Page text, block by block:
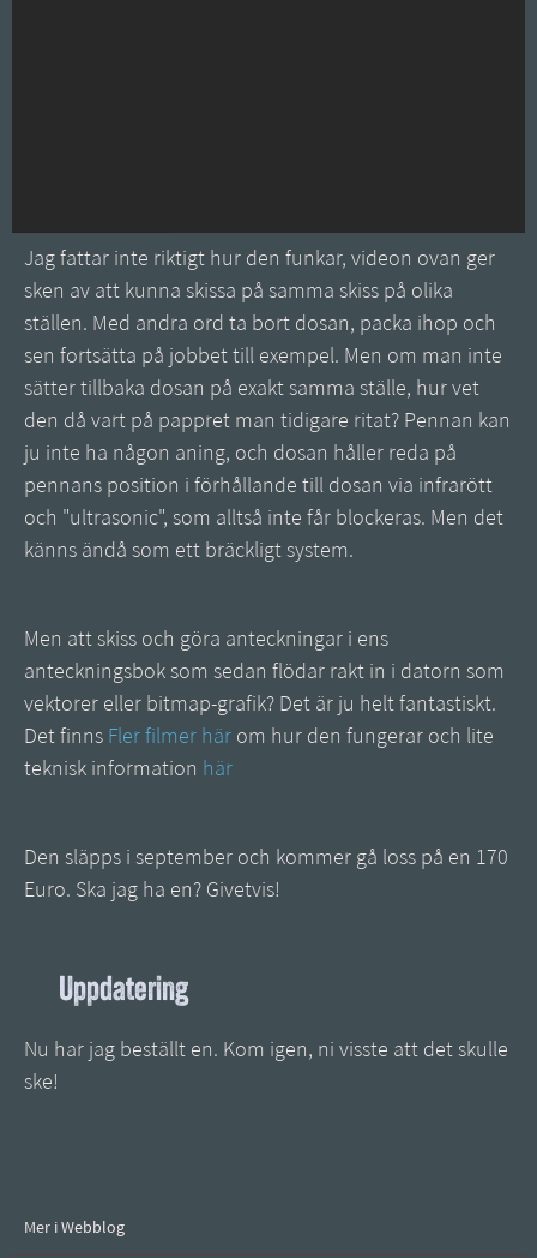
Jag fattar inte riktigt hur den funkar, videon ovan ger
sken av att kunna skissa på samma skiss på olika
ställen. Med andra ord ta bort dosan, packa ihop och
sen fortsätta på jobbet till exempel. Men om man inte
sätter tillbaka dosan på exakt samma ställe, hur vet
den då vart på pappret man tidigare ritat? Pennan kan
ju inte ha någon aning, och dosan håller reda på
pennans position i förhållande till dosan via infrarött
och "ultrasonic", som alltså inte får blockeras. Men det
känns ändå som ett bräckligt system.
Men att skiss och göra anteckningar i ens
anteckningsbok som sedan flödar rakt in i datorn som
vektorer eller bitmap-grafik? Det är ju helt fantastiskt.
Det finns Fler filmer här om hur den fungerar och lite
teknisk information här
Den släpps i september och kommer gå loss på en 170
Euro. Ska jag ha en? Givetvis!
Uppdatering
Nu har jag beställt en. Kom igen, ni visste att det skulle
ske!
Mer i Webblog